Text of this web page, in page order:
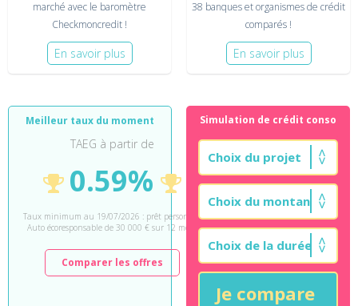
marché avec le baromètre
Checkmoncredit !
En savoir plus
38 banques et organismes de crédit
comparés !
En savoir plus
Meilleur taux du moment
TAEG à partir de
0.59%
Taux minimum au 19/07/2026 : prêt personnel
Auto écoresponsable de 30 000 € sur 12 mois.
Comparer les offres
Simulation de crédit conso
Je compare